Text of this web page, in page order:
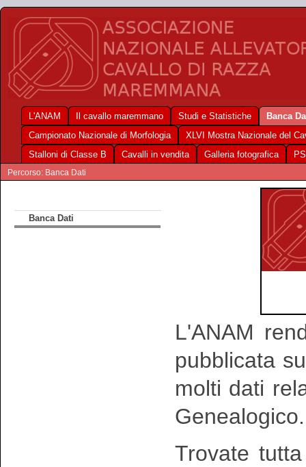
L'ANAM Il cavallo maremmano Studi e Statistiche
Banca
Campionato Nazionale di Morfologia
XLVI Mostra Nazionale del
Stalloni di Classe B
Cavalli in vendita Galleria fotografica
Percorso: Banca Dati
Banca Dati
L'ANAM
pubblicata
molti dati
Genealogico.
Trovate